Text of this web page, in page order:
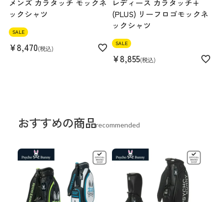
メンズ カラタッチ モックネ
ックシャツ
SALE
¥8,470 税込
レディース カラタッチ+
(PLUS) リーフロゴモックネ
ックシャツ
SALE
¥8,855 税込
おすすめの商品recommended